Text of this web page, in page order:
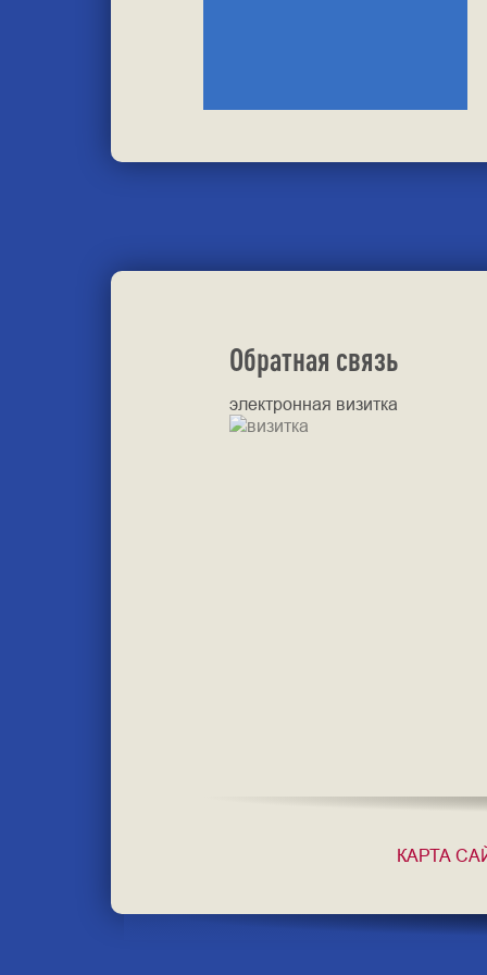
Обратная связь
электронная визитка
КАРТА